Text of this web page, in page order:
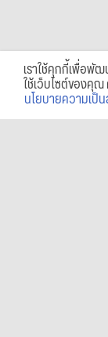
เราใช้คุกกี้เพื่อพั
ใช้เว็บไซต์ของคุ
นโยบายความเป็